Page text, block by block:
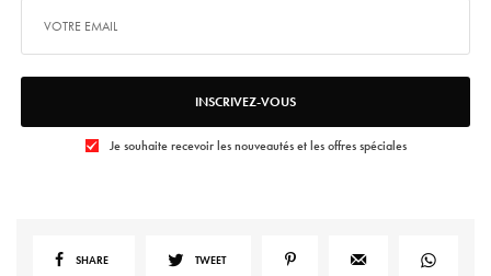
INSCRIVEZ-VOUS
Je souhaite recevoir les nouveautés et les offres spéciales
SHARE TWEET